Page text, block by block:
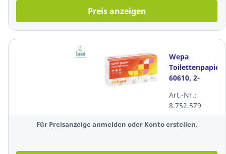
Preis anzeigen
Wepa
Toilettenpapier
60610, 2-
recycling, 8
Stück
Art.-Nr.:
8.752.579
Für Preisanzeige anmelden oder Konto erstellen.